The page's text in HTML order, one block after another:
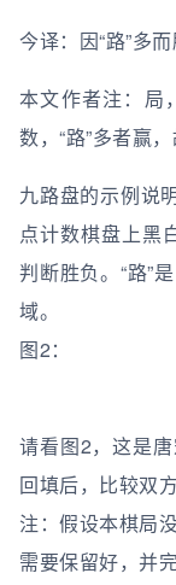
今译：因“路”多而
本文作者注：局
数，“路”多者赢，
九路盘的示例说
点计数棋盘上黑
判断胜负。“路”
域。
图2：
请看图2，这是
回填后，比较双
注：假设本棋局
需要保留好，并